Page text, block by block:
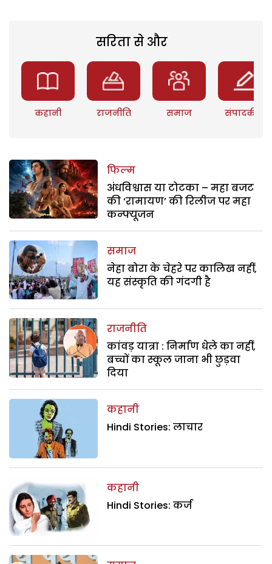
सरिता से और
कहानी राजनीति समाज संपादकीय
फिल्म
अंधविश्वास या टोटका – महा बजट
की ‘रामायण’ की रिलीज पर महा
कन्फ्यूजन
समाज
नेहा बोरा के चेहरे पर कालिख नहीं,
यह संस्कृति की गंदगी है
राजनीति
कांवड़ यात्रा : निर्माण धेले का नहीं,
बच्चों का स्कूल जाना भी छुड़वा
दिया
कहानी
Hindi Stories: लाचार
कहानी
Hindi Stories: कर्ज